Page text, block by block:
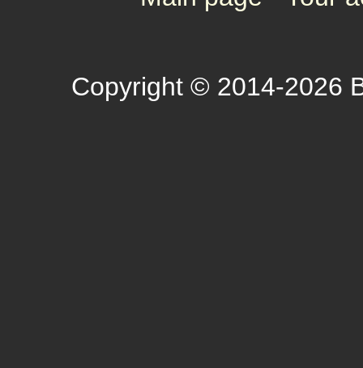
Copyright © 2014-2026